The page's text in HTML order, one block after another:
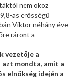
nem okoz
as erősségű
Viktor néhány éve
ráront a
vezetője a
mondta, amit a
elnökség idején a